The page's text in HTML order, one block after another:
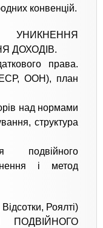
конвенцій.
УНИКНЕННЯ
ДОХОДІВ.
права.
ООН), план
над нормами
структура
подвійного
і метод
Роялті)